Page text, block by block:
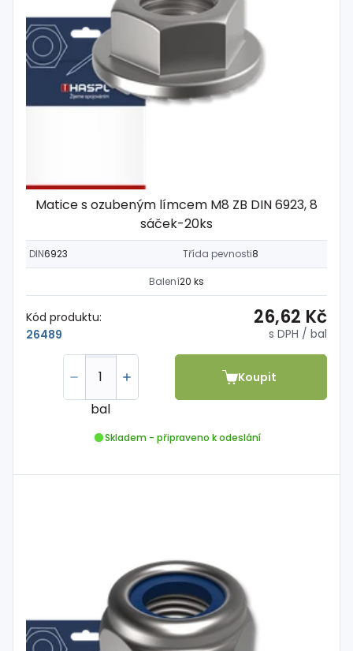
Matice s ozubeným límcem M8 ZB DIN 6923, 8
sáček-20ks
DIN6923 Třída pevnosti8
Balení20 ks
Kód produktu:
26489
26,62 Kč
s DPH / bal
bal
Koupit
Skladem - připraveno k odeslání